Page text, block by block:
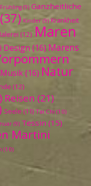
Frühling (9) Ganzheitliche
(37) Kinder (9) Krankheit
(12) Maren
Design (16) Marens
Musik(16) Natur
(12)
Reisen (21)
Seele (11) Tai Chi (10)
(9) Tessin (15)
Martini
(10)